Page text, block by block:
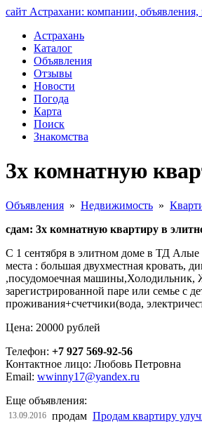
сайт Астрахани: компании, объявления,
Астрахань
Каталог
Объявления
Отзывы
Новости
Погода
Карта
Поиск
Знакомства
3х комнатную
Объявления » Недвижимость »
сдам: 3х комнатную квартиру в
С 1 сентября в элитном доме в ТД Алые
места : большая двухместная кровать,
,посудомоечная машины,Холодильник,
зарегистрированной паре или семье с
проживания+счетчики(вода,
Цена: 20000 рублей
Телефон: +7 927 569-92-56
Контактное лицо: Любовь Петровна
Email: wwinny17@yandex.ru
Еще объявления:
13.09.2016 продам Продам квартиру